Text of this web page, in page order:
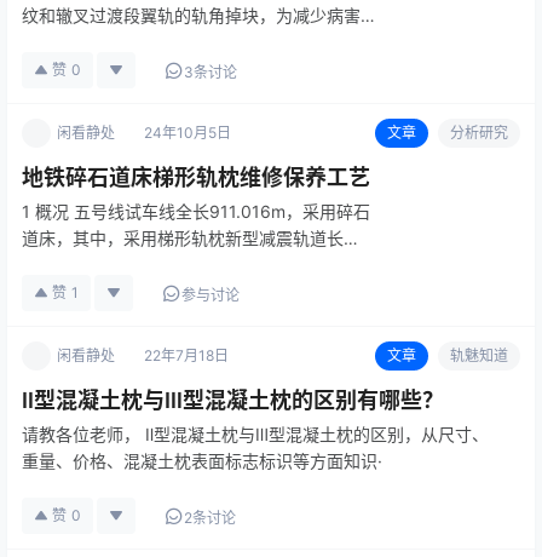
纹和辙叉过渡段翼轨的轨角掉块，为减少病害的
打磨的重点就是辙叉的“四线两边一圆弧”。 四
轨角线。 两边：指辙叉直…
赞 0 3条讨论
闲看静处 24年10月5日 文章 分析研究
地铁碎石道床梯形轨枕维修保养工艺
1 概况 五号线试车线全长911.016m，采用碎石
道床，其中，采用梯形轨枕新型减震轨道长
够发挥轨枕的特性，大幅度提高荷重的分散能
点，是轨枕的一…
赞 1 参与讨论
闲看静处 22年7月18日 文章 轨魅知道
Ⅱ型混凝土枕与Ⅲ型混凝土枕的区别有哪些？
请教各位老师， Ⅱ型混凝土枕与Ⅲ型混凝土枕的区别，从尺寸、
重量、价格、混凝土枕表面标志标识等方面知识·
赞 0 2条讨论